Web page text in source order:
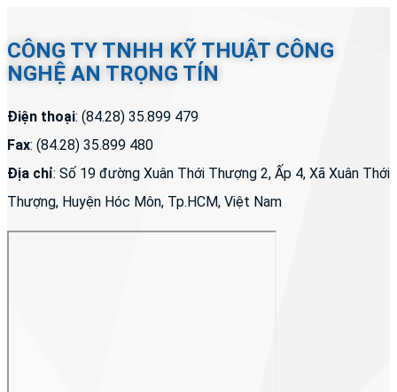
CÔNG TY TNHH KỸ THUẬT CÔNG
NGHỆ AN TRỌNG TÍN
Điện thoại: (84.28) 35.899 479
Fax: (84.28) 35.899 480
Địa chỉ: Số 19 đường Xuân Thới Thượng 2, Ấp 4, Xã Xuân Thới
Thượng, Huyện Hóc Môn, Tp.HCM, Việt Nam